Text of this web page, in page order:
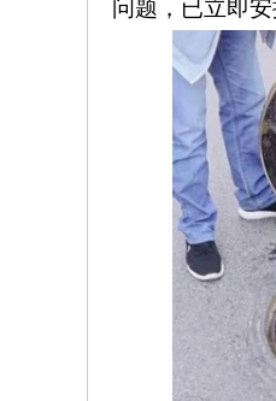
问题，已立即